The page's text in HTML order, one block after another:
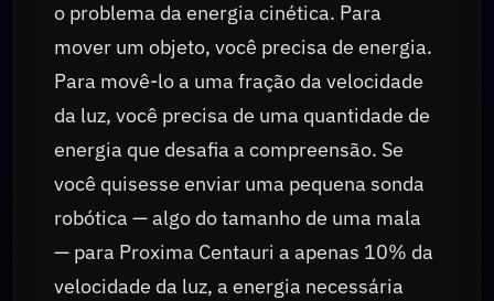
o problema da energia cinética. Para
mover um objeto, você precisa de energia.
Para movê-lo a uma fração da velocidade
da luz, você precisa de uma quantidade de
energia que desafia a compreensão. Se
você quisesse enviar uma pequena sonda
robótica — algo do tamanho de uma mala
— para Proxima Centauri a apenas 10% da
velocidade da luz, a energia necessária